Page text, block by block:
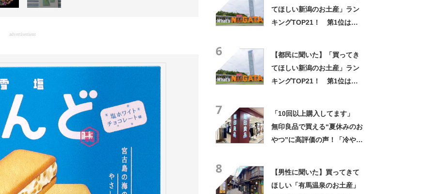
advertisement
てほしい新潟のお土産」ラン
キングTOP21！ 第1位は
6
【都民に聞いた】「買ってき
てほしい新潟のお土産」ラン
キングTOP21！ 第1位は
7
「10回以上購入してます」
無印良品で買える“夏休みのお
やつ”に高評価の声！「冷やす
8
【男性に聞いた】買ってきて
ほしい「有馬温泉のお土産」